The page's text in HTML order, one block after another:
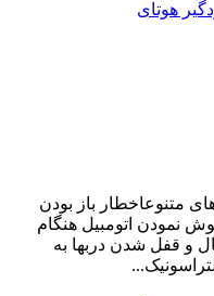
متنوعاخطار باز بودن
نمودن اتومبیل هنگام
و قفل شدن دربها به